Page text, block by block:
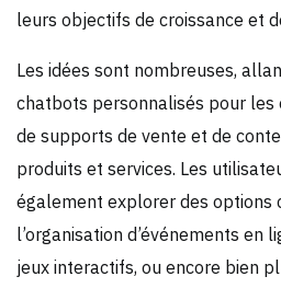
leurs objectifs de croissance et
Les idées sont nombreuses,
chatbots personnalisés pour les
de supports de vente et de
produits et services. Les
également explorer des options
l’organisation d’événements en
jeux interactifs, ou encore bien